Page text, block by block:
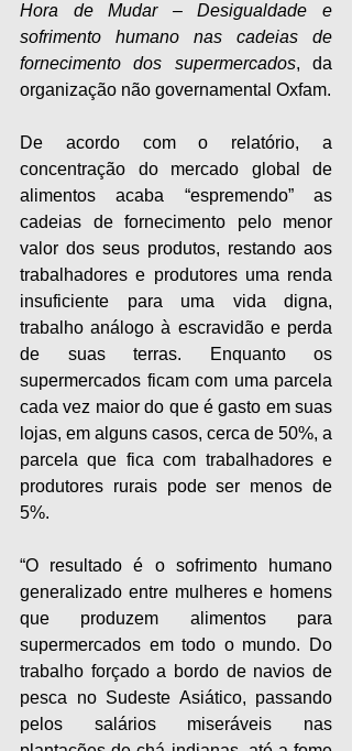
Hora de Mudar – Desigualdade e
sofrimento humano nas cadeias de
fornecimento dos supermercados, da
organização não governamental Oxfam.
De acordo com o relatório, a
concentração do mercado global de
alimentos acaba “espremendo” as
cadeias de fornecimento pelo menor
valor dos seus produtos, restando aos
trabalhadores e produtores uma renda
insuficiente para uma vida digna,
trabalho análogo à escravidão e perda
de suas terras. Enquanto os
supermercados ficam com uma parcela
cada vez maior do que é gasto em suas
lojas, em alguns casos, cerca de 50%, a
parcela que fica com trabalhadores e
produtores rurais pode ser menos de
5%.
“O resultado é o sofrimento humano
generalizado entre mulheres e homens
que produzem alimentos para
supermercados em todo o mundo. Do
trabalho forçado a bordo de navios de
pesca no Sudeste Asiático, passando
pelos salários miseráveis nas